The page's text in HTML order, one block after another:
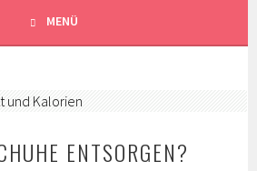
MENÜ
ENTSORGEN?